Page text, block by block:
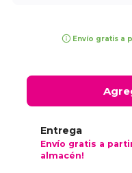
Envío gratis a
Entrega
Envío gratis a
almacén!